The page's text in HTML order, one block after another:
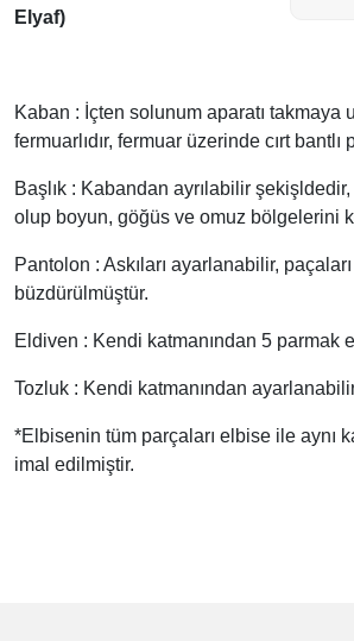
Elyaf)
Kaban : İçten solunum aparatı takmaya
fermuarlıdır, fermuar üzerinde cırt bantlı
Başlık : Kabandan ayrılabilir
olup boyun, göğüs ve omuz bölgelerini
Pantolon : Askıları ayarlanabilir,
büzdürülmüştür.
Eldiven : Kendi katmanından 5 parmak
Tozluk : Kendi katmanından
*Elbisenin tüm parçaları elbise ile aynı
imal edilmiştir.